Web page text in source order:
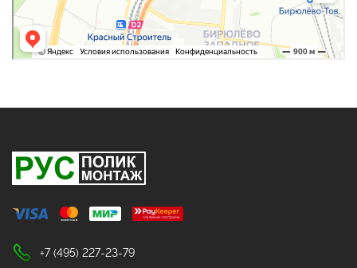
+7 (495) 227-23-79